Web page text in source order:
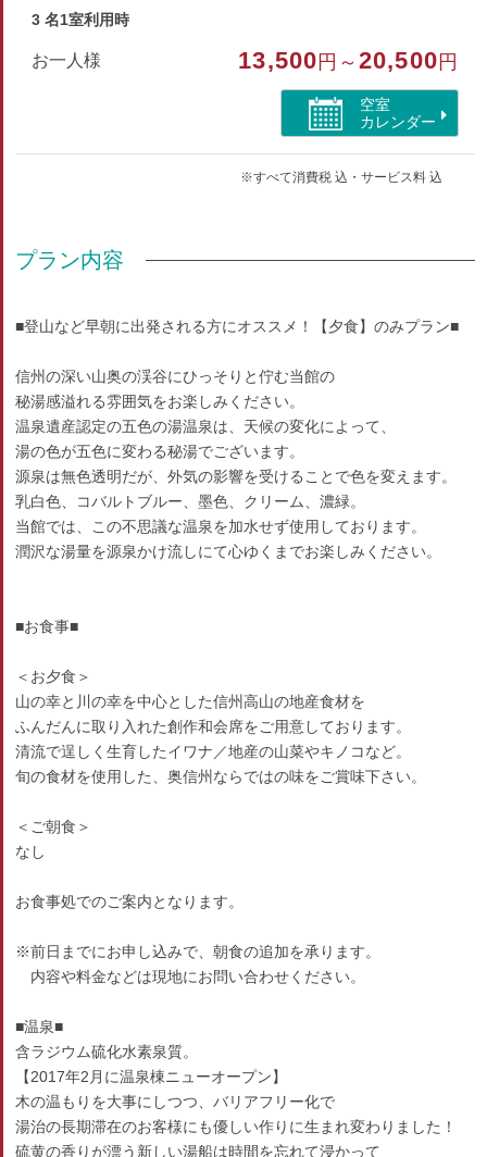
3 名1室利用時
お一人様 13,500 円～20,500 円
空室
カレンダー
※すべて消費税 込・サービス料 込
プラン内容
■登山など早朝に出発される方にオススメ！【夕食】のみプラン■
信州の深い山奥の渓谷にひっそりと佇む当館の
秘湯感溢れる雰囲気をお楽しみください。
温泉遺産認定の五色の湯温泉は、天候の変化によって、
湯の色が五色に変わる秘湯でございます。
源泉は無色透明だが、外気の影響を受けることで色を変えます。
乳白色、コバルトブルー、墨色、クリーム、濃緑。
当館では、この不思議な温泉を加水せず使用しております。
潤沢な湯量を源泉かけ流しにて心ゆくまでお楽しみください。
■お食事■
＜お夕食＞
山の幸と川の幸を中心とした信州高山の地産食材を
ふんだんに取り入れた創作和会席をご用意しております。
清流で逞しく生育したイワナ／地産の山菜やキノコなど。
旬の食材を使用した、奥信州ならではの味をご賞味下さい。
＜ご朝食＞
なし
お食事処でのご案内となります。
※前日までにお申し込みで、朝食の追加を承ります。
内容や料金などは現地にお問い合わせください。
■温泉■
含ラジウム硫化水素泉質。
【2017年2月に温泉棟ニューオープン】
木の温もりを大事にしつつ、バリアフリー化で
湯治の長期滞在のお客様にも優しい作りに生まれ変わりました！
硫黄の香りが漂う新しい湯船は時間を忘れて浸かって